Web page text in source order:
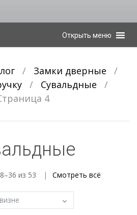
Открыть меню
/ Замки дверные
/
/ Сувальдные
/
4
из 53 Смотреть всё